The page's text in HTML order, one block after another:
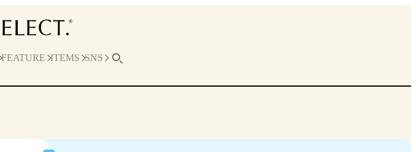
FEATURE ITEMS SNS